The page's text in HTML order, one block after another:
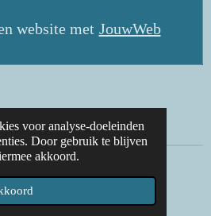
voor analyse-doeleinden
Door gebruik te blijven
akkoord.
website met JouwWeb